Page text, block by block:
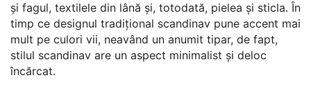
și fagul, textilele din lână și, totodată, pielea și sticla. În
timp ce designul tradițional scandinav pune accent mai
mult pe culori vii, neavând un anumit tipar, de fapt,
stilul scandinav are un aspect minimalist și deloc
încărcat.